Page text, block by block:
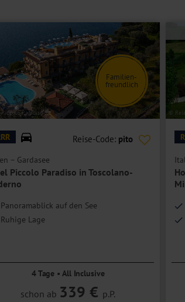
oder Dusche/WC,
über einen Safe,
Personen.
Paradiso
Familien-
freundlich
Reise-Code: pito
– Gardasee
Piccolo Paradiso in Toscolano-
Panoramablick auf den See
Ruhige Lage
4 Tage • All Inclusive
schon ab 339 € p.P.
©